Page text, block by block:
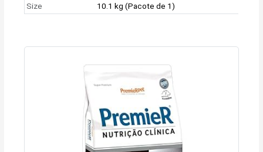
Size
10.1 kg (Pacote de 1)